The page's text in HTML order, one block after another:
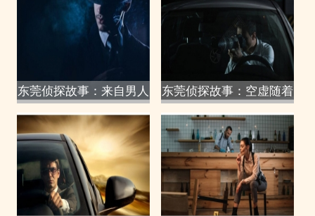
东莞侦探故事：来自男人 东莞侦探故事：空虚随着